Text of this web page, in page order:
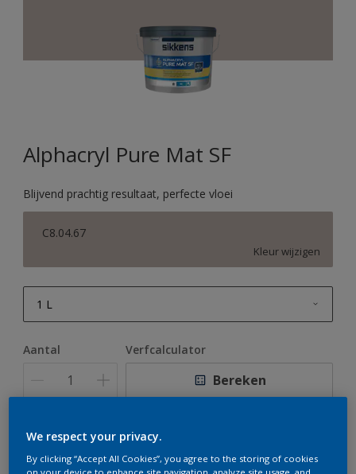
Alphacryl Pure Mat SF
Blijvend prachtig resultaat, perfecte vloei
C8.04.67
Kleur wijzigen
1 L
Aantal Verfcalculator
Bereken
Op dit moment is het niet mogelijk dit product online
te bestellen. Houd de website in de gaten, we werken
We respect your privacy.
By clicking “Accept All Cookies”, you agree to the storing of cookies
on your device to enhance site navigation, analyze site usage, and